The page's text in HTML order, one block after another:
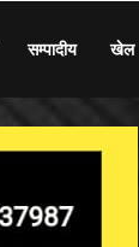
सम्पादीय खेल